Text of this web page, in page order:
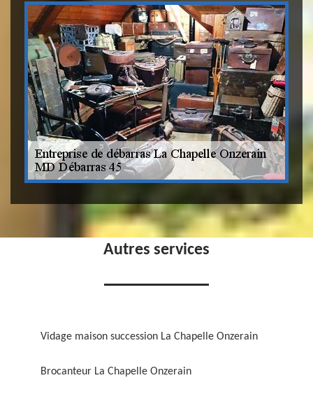
Autres services
Vidage maison succession La Chapelle Onzerain
Brocanteur La Chapelle Onzerain